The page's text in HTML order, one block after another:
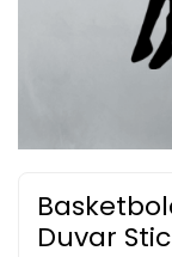
Duvar